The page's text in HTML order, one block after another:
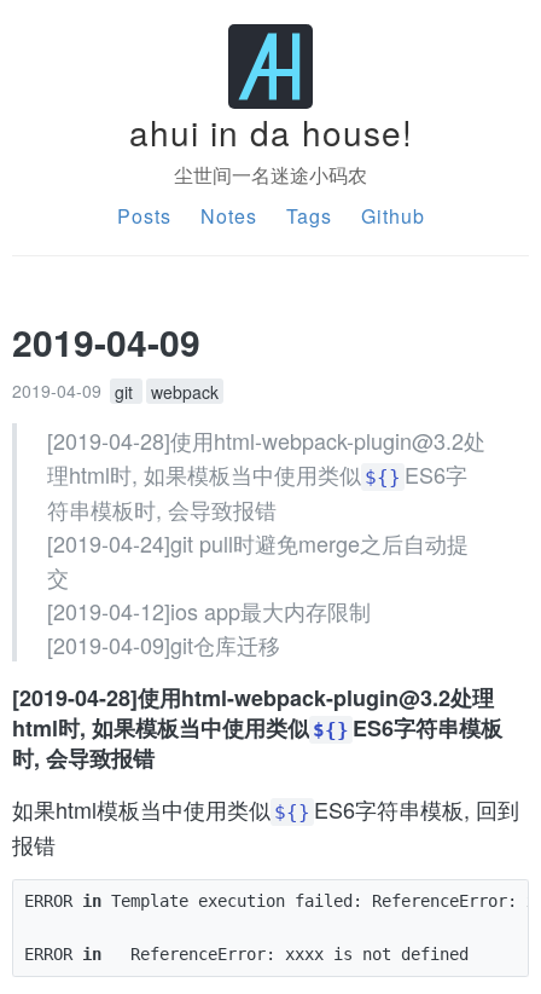
ahui in da house!
尘世间一名迷途小码农
Posts
Notes Tags Github
2019-04-09
2019-04-09 git webpack
[2019-04-28]使用html-webpack-plugin@3.2处
理html时, 如果模板当中使用类似 ${} ES6字
符串模板时, 会导致报错
[2019-04-24]git pull时避免merge之后自动提
交
[2019-04-12]ios app最大内存限制
[2019-04-09]git仓库迁移
[2019-04-28]使用html-webpack-plugin@3.2处理
html时, 如果模板当中使用类似 ${} ES6字符串模板
时, 会导致报错
如果html模板当中使用类似 ${} ES6字符串模板, 回到
报错
ERROR in Template execution failed: ReferenceError:
ERROR in